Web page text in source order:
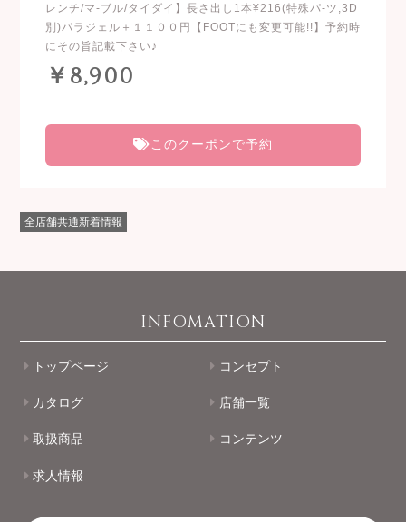
レンチ/マ-ブル/タイダイ】長さ出し1本¥216(特殊パ-ツ,3D
別)パラジェル＋１１００円【FOOTにも変更可能!!】予約時
にその旨記載下さい♪
￥8,900
このクーポンで予約
全店舗共通新着情報
INFOMATION
トップページ コンセプト
カタログ 店舗一覧
取扱商品 コンテンツ
求人情報